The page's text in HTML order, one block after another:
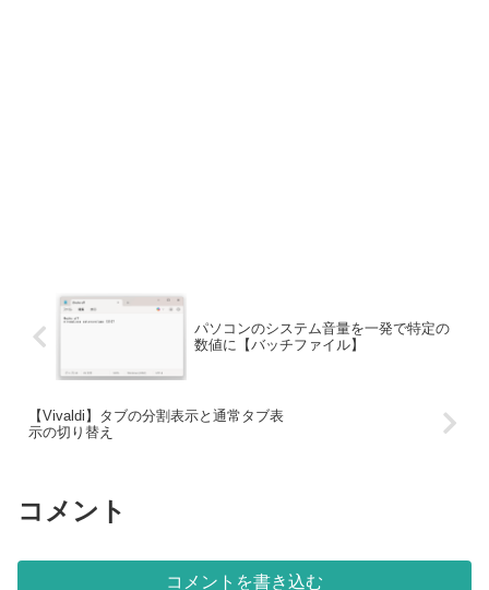
パソコンのシステム音量を一発で特定の
数値に【バッチファイル】
【Vivaldi】タブの分割表示と通常タブ表
示の切り替え
コメント
コメントを書き込む